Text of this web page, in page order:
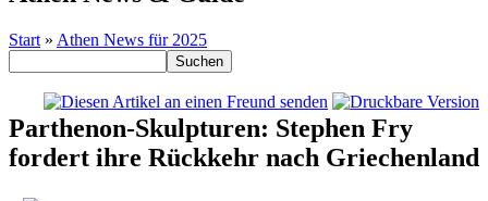
Start » Athen News für 2025
Parthenon-Skulpturen: Stephen Fry
fordert ihre Rückkehr nach Griechenland